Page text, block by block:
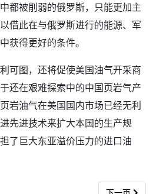
都被削弱的俄罗斯，只能更加主
借此在与俄罗斯进行的能源、军
获得更好的条件。
可图，还将促使美国油气开采商
还在艰难探索中的中国页岩气产
岩油气在美国国内市场已经无利
先进技术来扩大本国的生产规
了巨大东亚溢价压力的进口油